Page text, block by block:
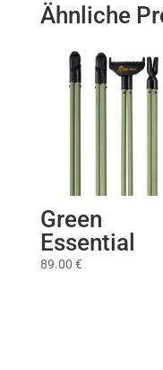
Ähnliche
Green
Essential
89.00 €